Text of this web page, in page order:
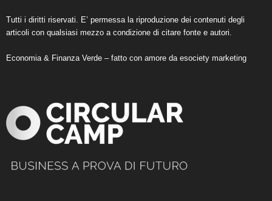
Tutti i diritti riservati. E’ permessa la riproduzione dei contenuti degli
articoli con qualsiasi mezzo a condizione di citare fonte e autori.
Economia & Finanza Verde – fatto con amore da esociety marketing